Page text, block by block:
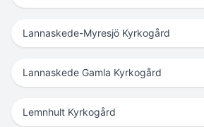
Lannaskede-Myresjö Kyrkogård
Lannaskede Gamla Kyrkogård
Lemnhult Kyrkogård